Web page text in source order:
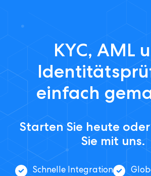
KYC, AML
einfach
Starten Sie heute
Sie mit uns.
Schnelle Integration